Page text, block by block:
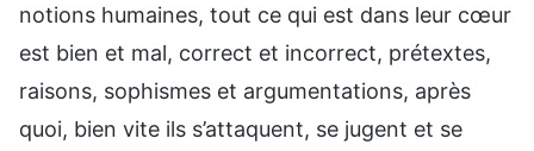
notions humaines, tout ce qui est dans leur cœur
est bien et mal, correct et incorrect, prétextes,
raisons, sophismes et argumentations, après
quoi, bien vite ils s’attaquent, se jugent et se